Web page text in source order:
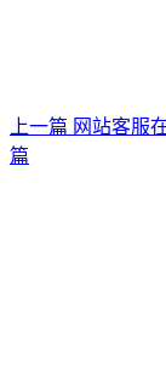
上一篇 网站客服
篇